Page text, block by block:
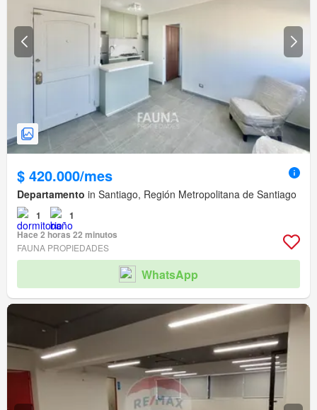
$ 420.000/mes
Departamento in Santiago, Región Metropolitana de Santiago
1
1
Hace 2 horas 22 minutos
FAUNA PROPIEDADES
WhatsApp